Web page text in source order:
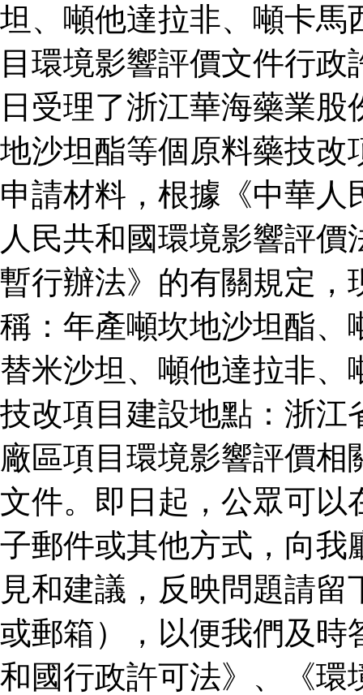
坦、噸他達拉非、噸卡馬
目環境影響評價文件行
日受理了浙江華海藥業
地沙坦酯等個原料藥技改
申請材料，根據《中華
人民共和國環境影響評
暫行辦法》的有關規定，
稱：年產噸坎地沙坦酯、
替米沙坦、噸他達拉非
技改項目建設地點：浙江
廠區項目環境影響評價
文件。即日起，公眾可以
子郵件或其他方式，向我
見和建議，反映問題請
或郵箱），以便我們及時
和國行政許可法》、《環